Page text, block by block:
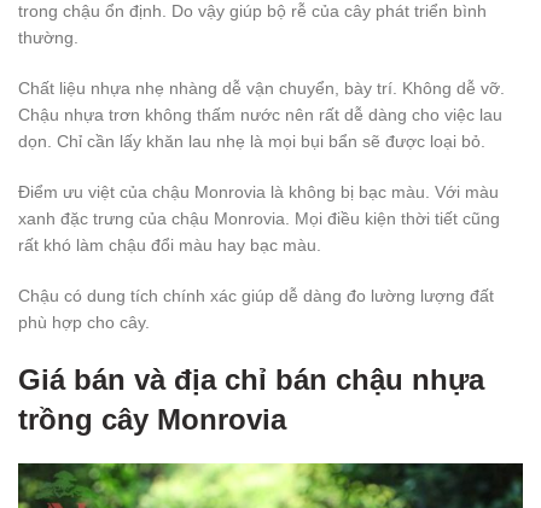
trong chậu ổn định. Do vậy giúp bộ rễ của cây phát triển bình
thường.
Chất liệu nhựa nhẹ nhàng dễ vận chuyển, bày trí. Không dễ vỡ.
Chậu nhựa trơn không thấm nước nên rất dễ dàng cho việc lau
dọn. Chỉ cần lấy khăn lau nhẹ là mọi bụi bẩn sẽ được loại bỏ.
Điểm ưu việt của chậu Monrovia là không bị bạc màu. Với màu
xanh đặc trưng của chậu Monrovia. Mọi điều kiện thời tiết cũng
rất khó làm chậu đổi màu hay bạc màu.
Chậu có dung tích chính xác giúp dễ dàng đo lường lượng đất
phù hợp cho cây.
Giá bán và địa chỉ bán chậu nhựa
trồng cây Monrovia